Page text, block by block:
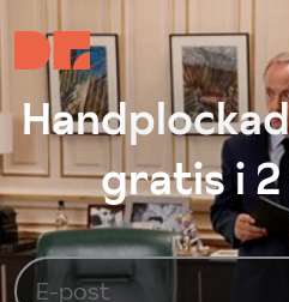
Handplockad
gratis i 2